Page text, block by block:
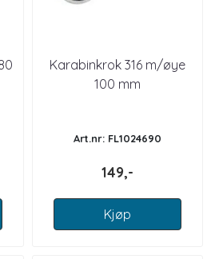
Karabinkrok 316 m/øye
100 mm
Art.nr: FL1024690
149,-
Kjøp